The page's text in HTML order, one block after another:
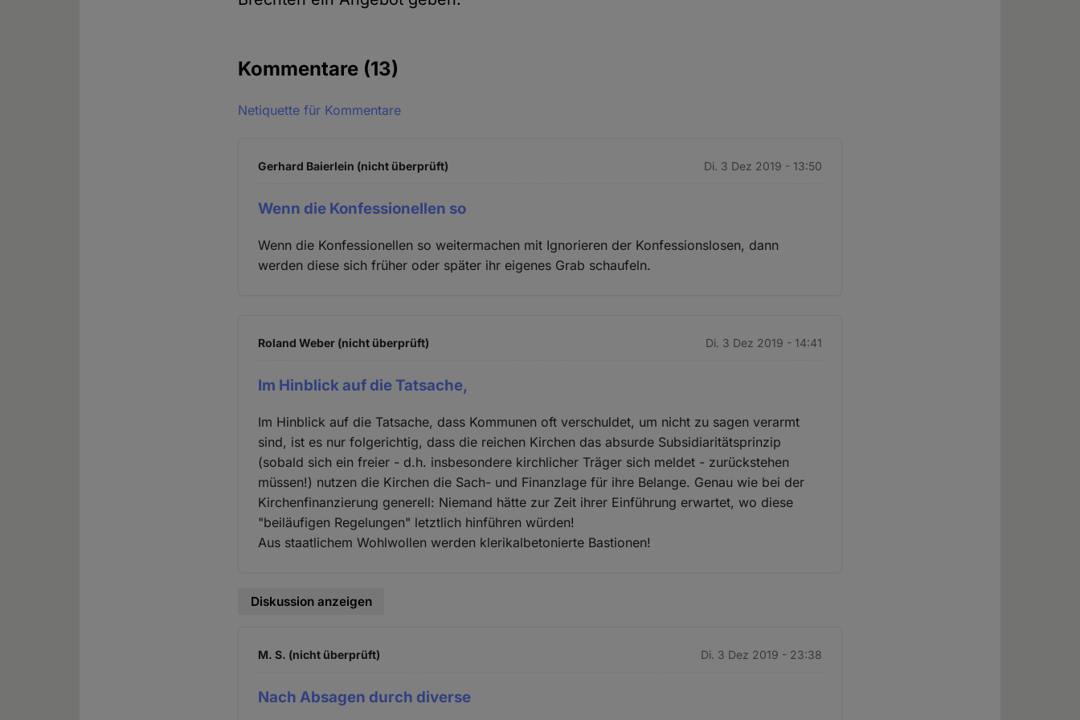
Kommentare (13)
Netiquette für Kommentare
Gerhard Baierlein (nicht überprüft) Di. 3 Dez 2019 - 13:50
Wenn die Konfessionellen so
Wenn die Konfessionellen so weitermachen mit Ignorieren der Konfessionslosen, dann
werden diese sich früher oder später ihr eigenes Grab schaufeln.
Roland Weber (nicht überprüft) Di. 3 Dez 2019 - 14:41
Im Hinblick auf die Tatsache,
Im Hinblick auf die Tatsache, dass Kommunen oft verschuldet, um nicht zu sagen verarmt
sind, ist es nur folgerichtig, dass die reichen Kirchen das absurde Subsidiaritätsprinzip
(sobald sich ein freier - d.h. insbesondere kirchlicher Träger sich meldet - zurückstehen
müssen!) nutzen die Kirchen die Sach- und Finanzlage für ihre Belange. Genau wie bei der
Kirchenfinanzierung generell: Niemand hätte zur Zeit ihrer Einführung erwartet, wo diese
"beiläufigen Regelungen" letztlich hinführen würden!
Aus staatlichem Wohlwollen werden klerikalbetonierte Bastionen!
Diskussion anzeigen
M. S. (nicht überprüft) Di. 3 Dez 2019 - 23:38
Nach Absagen durch diverse